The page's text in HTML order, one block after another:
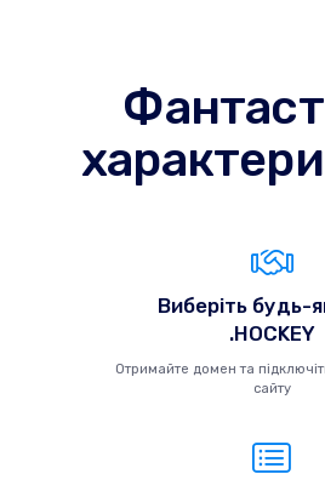
Виберіть будь-
.HOCKEY
Отримайте домен та
сайту